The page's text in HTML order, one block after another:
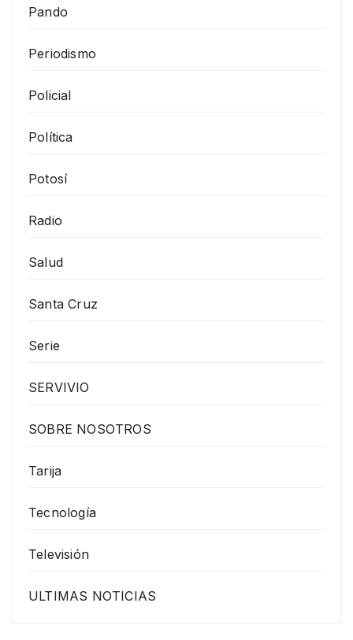
Pando
Periodismo
Policial
Política
Potosí
Radio
Salud
Santa Cruz
Serie
SERVIVIO
SOBRE NOSOTROS
Tarija
Tecnología
Televisión
ULTIMAS NOTICIAS